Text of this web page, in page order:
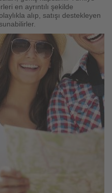
en ayrıntılı şekilde
alıp, satışı destekleyen